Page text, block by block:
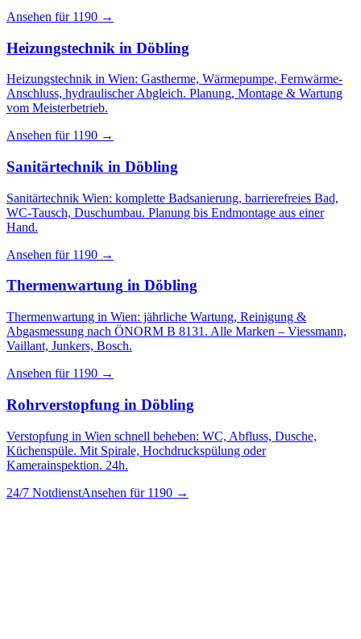
Ansehen für 1190 →
Heizungstechnik in Döbling
Heizungstechnik in Wien: Gastherme, Wärmepumpe, Fernwärme-
Anschluss, hydraulischer Abgleich. Planung, Montage & Wartung
vom Meisterbetrieb.
Ansehen für 1190 →
Sanitärtechnik in Döbling
Sanitärtechnik Wien: komplette Badsanierung, barrierefreies Bad,
WC-Tausch, Duschumbau. Planung bis Endmontage aus einer
Hand.
Ansehen für 1190 →
Thermenwartung in Döbling
Thermenwartung in Wien: jährliche Wartung, Reinigung &
Abgasmessung nach ÖNORM B 8131. Alle Marken – Viessmann,
Vaillant, Junkers, Bosch.
Ansehen für 1190 →
Rohrverstopfung in Döbling
Verstopfung in Wien schnell beheben: WC, Abfluss, Dusche,
Küchenspüle. Mit Spirale, Hochdruckspülung oder
Kamerainspektion. 24h.
24/7 NotdienstAnsehen für 1190 →